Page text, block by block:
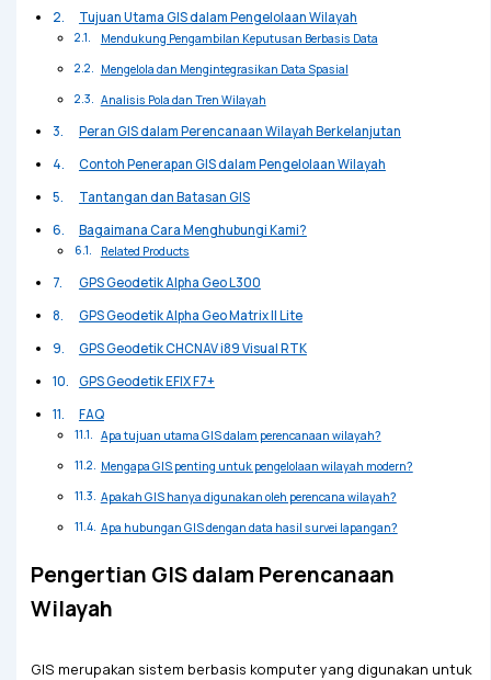
Tujuan Utama GIS dalam Pengelolaan Wilayah
Mendukung Pengambilan Keputusan Berbasis Data
Mengelola dan Mengintegrasikan Data Spasial
Analisis Pola dan Tren Wilayah
Peran GIS dalam Perencanaan Wilayah Berkelanjutan
Contoh Penerapan GIS dalam Pengelolaan Wilayah
Tantangan dan Batasan GIS
Bagaimana Cara Menghubungi Kami?
Related Products
GPS Geodetik Alpha Geo L300
GPS Geodetik Alpha Geo Matrix II Lite
GPS Geodetik CHCNAV i89 Visual RTK
GPS Geodetik EFIX F7+
FAQ
Apa tujuan utama GIS dalam perencanaan wilayah?
Mengapa GIS penting untuk pengelolaan wilayah modern?
Apakah GIS hanya digunakan oleh perencana wilayah?
Apa hubungan GIS dengan data hasil survei lapangan?
Pengertian GIS dalam Perencanaan
Wilayah
GIS merupakan sistem berbasis komputer yang digunakan untuk